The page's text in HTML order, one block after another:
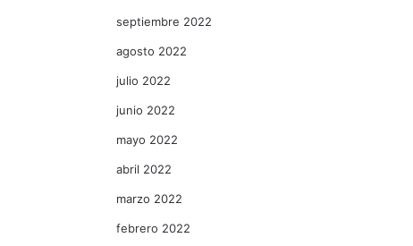
septiembre 2022
agosto 2022
julio 2022
junio 2022
mayo 2022
abril 2022
marzo 2022
febrero 2022